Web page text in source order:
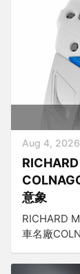
Aug 4, 2026
意象
RICHARD
車名廠